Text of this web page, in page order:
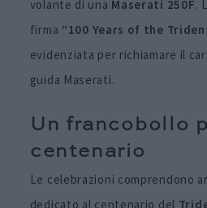
volante di una Maserati 250F.
firma “100 Years of the
evidenziata per richiamare il
guida Maserati.
Un francobollo
centenario
Le celebrazioni comprendono
dedicato al centenario del